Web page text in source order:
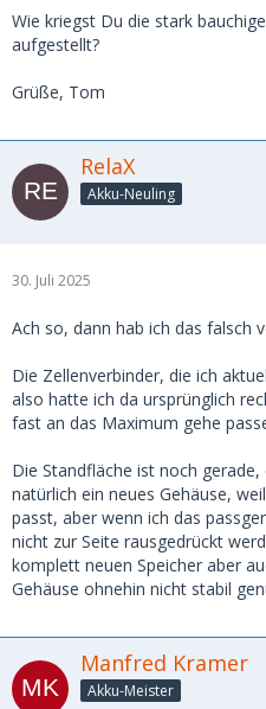
Wie kriegst Du die stark
aufgestellt?
Grüße, Tom
RelaX
Akku-Neuling
30. Juli 2025
Ach so, dann hab ich das falsch
Die Zellenverbinder, die ich
also hatte ich da ursprünglich
fast an das Maximum gehe
Die Standfläche ist noch
natürlich ein neues Gehäuse,
passt, aber wenn ich das
nicht zur Seite rausgedrückt
komplett neuen Speicher aber
Gehäuse ohnehin nicht stabil
Manfred Kramer
Akku-Meister